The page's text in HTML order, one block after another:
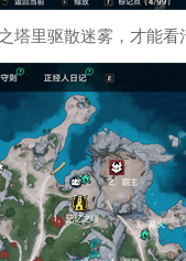
里驱散迷雾，才能看